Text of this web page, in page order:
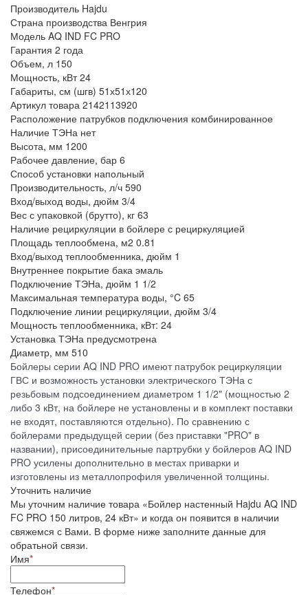
Производитель Hajdu
Страна производства Венгрия
Модель AQ IND FC PRO
Гарантия 2 года
Объем, л 150
Мощность, кВт 24
Габариты, см (шгв) 51х51х120
Артикул товара 2142113920
Расположение патрубков подключения комбинированное
Наличие ТЭНа нет
Высота, мм 1200
Рабочее давление, бар 6
Способ установки напольный
Производительность, л/ч 590
Вход/выход воды, дюйм 3/4
Вес с упаковкой (брутто), кг 63
Наличие рециркуляции в бойлере с рециркуляцией
Площадь теплообмена, м2 0.81
Вход/выход теплообменника, дюйм 1
Внутреннее покрытие бака эмаль
Подключение ТЭНа, дюйм 1 1/2
Максимальная температура воды, °C 65
Подключение линии рециркуляции, дюйм 3/4
Мощность теплообменника, кВт: 24
Установка ТЭНа предусмотрена
Диаметр, мм 510
Бойлеры серии AQ IND PRO имеют патрубок рециркуляции
ГВС и возможность установки электрического ТЭНа с
резьбовым подсоединением диаметром 1 1/2" (мощностью 2
либо 3 кВт, на бойлере не установлены и в комплект поставки
не входят, поставляются отдельно). По сравнению с
бойлерами предыдущей серии (без приставки "PRO" в
названии), присоединительные партрубки у бойлеров AQ IND
PRO усилены дополнительно в местах приварки и
изготовлены из металлопрофиля увеличенной толщины.
Уточнить наличие
Мы уточним наличие товара «Бойлер настенный Hajdu AQ IND
FC PRO 150 литров, 24 кВт» и когда он появится в наличии
свяжемся с Вами. В форме ниже заполните данные для
обратьной связи.
Имя*
Телефон*